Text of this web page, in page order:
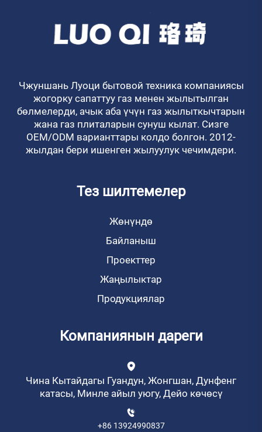
Чжуншань Луоци бытовой техника компаниясы
жогорку сапаттуу газ менен жылытылган
бөлмелерди, ачык аба үчүн газ жылыткычтарын
жана газ плиталарын сунуш кылат. Сизге
OEM/ODM варианттары колдо болгон. 2012-
жылдан бери ишенген жылуулук чечимдери.
Тез шилтемелер
Жөнүндө
Байланыш
Проекттер
Жаңылыктар
Продукциялар
Компаниянын дареги
Чина Кытайдагы Гуандун, Жонгшан, Дунфенг
катасы, Минле айыл уюгу, Дейо көчөсү
+86 13924990837